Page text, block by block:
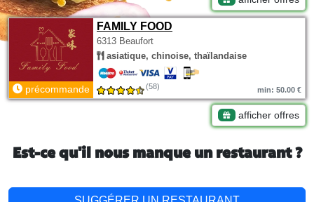
FAMILY FOOD
6313 Beaufort
asiatique, chinoise, thaïlandaise
précommande (58) min: 50.00 €
afficher offres
Est-ce qu'il nous manque un restaurant ?